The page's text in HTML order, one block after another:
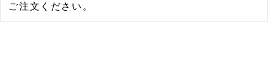
ご注文ください。